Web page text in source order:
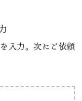
入力。次にご依頼